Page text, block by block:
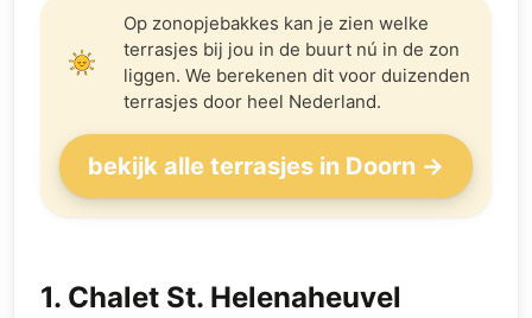
Op zonopjebakkes kan je zien welke
terrasjes bij jou in de buurt nú in de zon
liggen. We berekenen dit voor duizenden
terrasjes door heel Nederland.
bekijk alle terrasjes in Doorn →
1. Chalet St. Helenaheuvel